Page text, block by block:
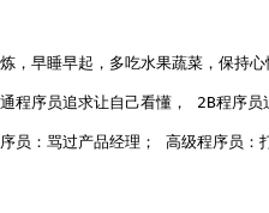
，早睡早起，多吃水果蔬菜，保持
程序员追求让自己看懂， 2B程序
员：骂过产品经理； 高级程序员